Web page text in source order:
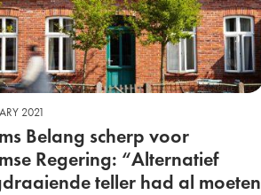
2021
Belang scherp voor
Regering: “Alternatief
teller had al moeten